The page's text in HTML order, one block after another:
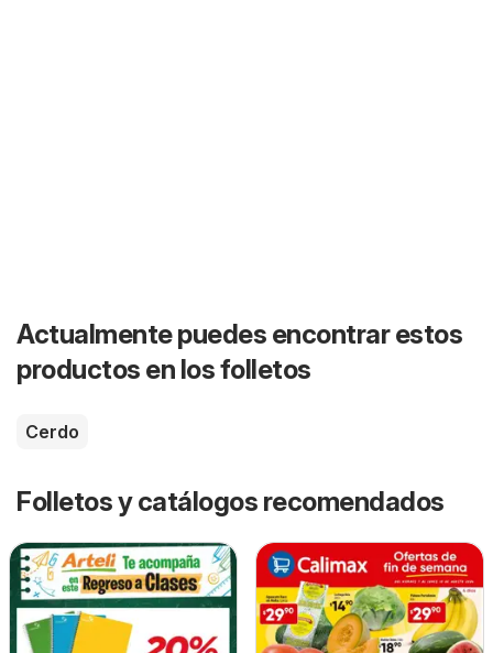
Actualmente puedes encontrar estos
productos en los folletos
Cerdo
Folletos y catálogos recomendados